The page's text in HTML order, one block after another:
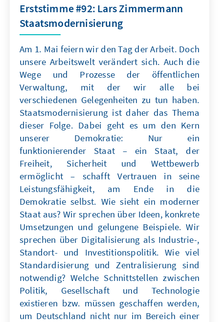
Erststimme #92: Lars Zimmermann
Staatsmodernisierung
Am 1. Mai feiern wir den Tag der Arbeit. Doch
unsere Arbeitswelt verändert sich. Auch die
Wege und Prozesse der öffentlichen
Verwaltung, mit der wir alle bei
verschiedenen Gelegenheiten zu tun haben.
Staatsmodernisierung ist daher das Thema
dieser Folge. Dabei geht es um den Kern
unserer Demokratie: Nur ein
funktionierender Staat – ein Staat, der
Freiheit, Sicherheit und Wettbewerb
ermöglicht – schafft Vertrauen in seine
Leistungsfähigkeit, am Ende in die
Demokratie selbst. Wie sieht ein moderner
Staat aus? Wir sprechen über Ideen, konkrete
Umsetzungen und gelungene Beispiele. Wir
sprechen über Digitalisierung als Industrie-,
Standort- und Investitionspolitik. Wie viel
Standardisierung und Zentralisierung sind
notwendig? Welche Schnittstellen zwischen
Politik, Gesellschaft und Technologie
existieren bzw. müssen geschaffen werden,
um Deutschland nicht nur im Bereich einer